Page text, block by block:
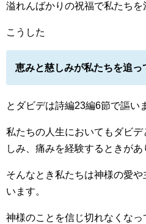
溢れんばかりの祝福で私たちを
こうした
恵みと慈しみが私たちを追っ
とダビデは詩編23編6節で謳い
私たちの人生においてもダビ
しみ、痛みを経験するときがあ
そんなとき私たちは神様の愛
います。
神様のことを信じ切れなくなっ